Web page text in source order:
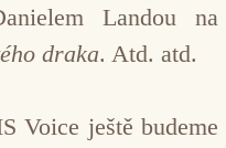
Landou na
draka. Atd. atd.
Voice ještě budeme